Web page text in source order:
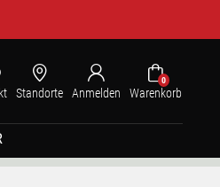
Standorte Anmelden
0
Warenkorb